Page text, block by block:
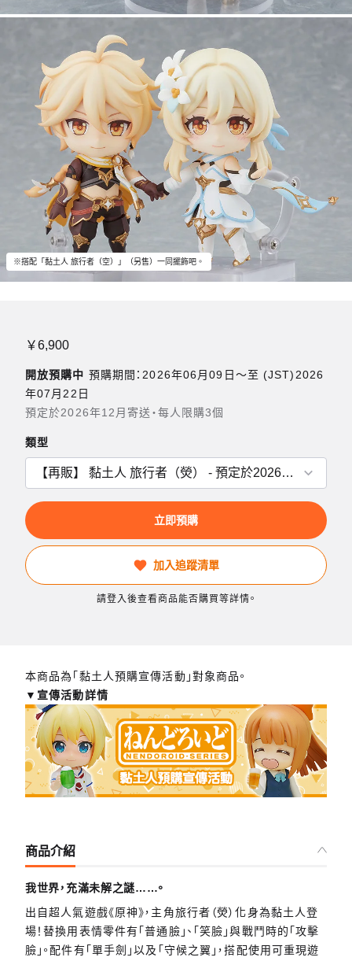
※搭配「黏土人 旅行者（空）」（另售）一同擺飾吧。
￥6,900
開放預購中 預購期間：2026年06月09日〜至 (JST)2026
年07月22日
預定於2026年12月寄送・每人限購3個
類型
立即預購
加入追蹤清單
請登入後查看商品能否購買等詳情。
本商品為「黏土人預購宣傳活動」對象商品。
▼宣傳活動詳情
商品介紹
我世界，充滿未解之謎……。
出自超人氣遊戲《原神》，主角旅行者（熒）化身為黏土人登
場！替換用表情零件有「普通臉」、「笑臉」與戰鬥時的「攻擊
臉」。配件有「單手劍」以及「守候之翼」，搭配使用可重現遊